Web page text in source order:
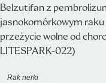
Belzutifan z
jasnokomórkowym raku
przeżycie wolne od
LITESPARK-022)
Rak nerki